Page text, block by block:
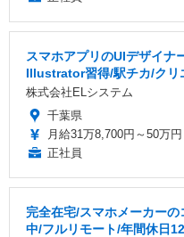
スマホアプリのUIデザイナ
Illustrator習得/駅チカ/クリ
株式会社ELシステム
千葉県
月給31万8,700円～50万円
正社員
完全在宅/スマホメーカー
中/フルリモート/年間休日